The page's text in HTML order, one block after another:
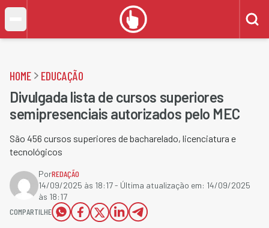
HOME EDUCAÇÃO
Divulgada lista de cursos superiores
semipresenciais autorizados pelo MEC
São 456 cursos superiores de bacharelado, licenciatura e
tecnológicos
PorREDAÇÃO
14/09/2025 às 18:17- Última atualização em: 14/09/2025
às 18:17
COMPARTILHE